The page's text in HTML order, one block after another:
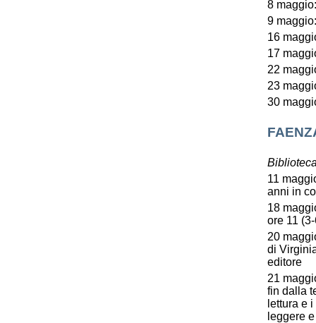
8
9
16
17
22
23
30
11
anni in
18
ore 11
20
di
editore
21
fin dalla
lettura e
leggere